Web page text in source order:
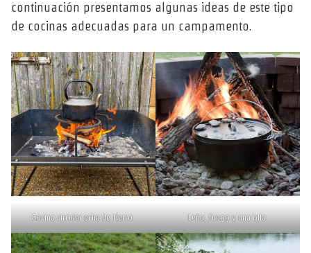
continuación presentamos algunas ideas de este tipo
de cocinas adecuadas para un campamento.
Cocina circular echa de fierro. Leña, fuego y una olla.